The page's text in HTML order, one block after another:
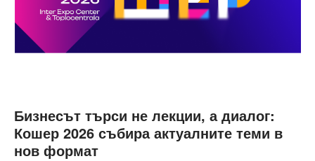
Бизнесът търси не лекции, а диалог:
Кошер 2026 събира актуалните теми в
нов формат